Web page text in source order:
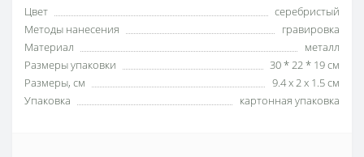
Цвет
серебристый
Методы нанесения
гравировка
Материал
металл
Размеры упаковки
30 * 22 * 19 см
Размеры, см
9.4 x 2 x 1.5 см
Упаковка
картонная упаковка